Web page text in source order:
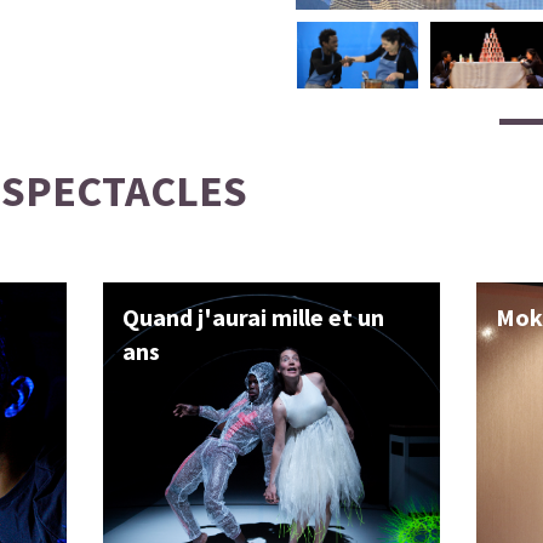
Quand j'aurai mille et un
ans